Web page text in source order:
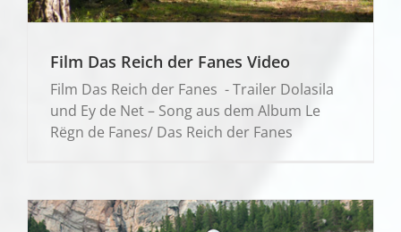
Film Das Reich der Fanes Video
Film Das Reich der Fanes - Trailer Dolasila
und Ey de Net – Song aus dem Album Le
Rëgn de Fanes/ Das Reich der Fanes